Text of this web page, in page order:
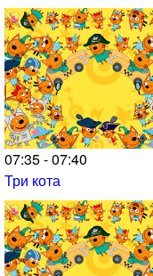
07:35 - 07:40
Три кота